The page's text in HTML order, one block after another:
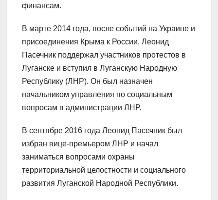
финансам.
В марте 2014 года, после событий на Украине и
присоединения Крыма к России, Леонид
Пасечник поддержал участников протестов в
Луганске и вступил в Луганскую Народную
Республику (ЛНР). Он был назначен
начальником управления по социальным
вопросам в администрации ЛНР.
В сентябре 2016 года Леонид Пасечник был
избран вице-премьером ЛНР и начал
заниматься вопросами охраны
территориальной целостности и социального
развития Луганской Народной Республики.